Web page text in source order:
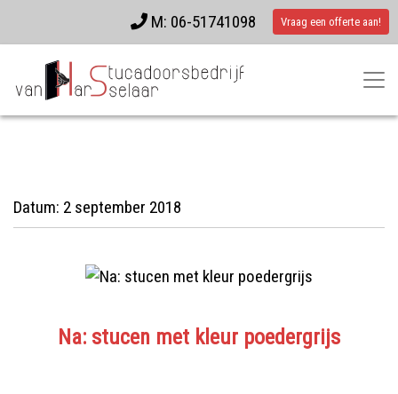
Vraag een offerte aan!
M: 06-51741098
Datum: 2 september 2018
Na: stucen met kleur poedergrijs